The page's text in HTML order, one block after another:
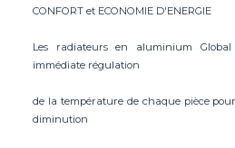
CONFORT et ECONOMIE D'ENERGIE
Les radiateurs en aluminium
immédiate régulation
de la température de chaque pièce
diminution